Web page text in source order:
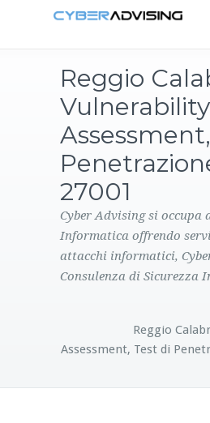
PRODOTTI
CONTATTI
Reggio
Vulnerability
27001
Cyber Advising si occupa
Informatica offrendo
attacchi informatici,
Consulenza di Sicurezza
Reggio
Assessment, Test di